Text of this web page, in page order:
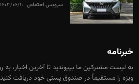
سرویس اجتماعی ۱۴۰۳/۰۶/۱۱
خبرنامه
به لیست مشترکین ما بپیوندید تا آخرین اخبار،
ویژه را مستقیماً در صندوق پستی خود دریافت کنید